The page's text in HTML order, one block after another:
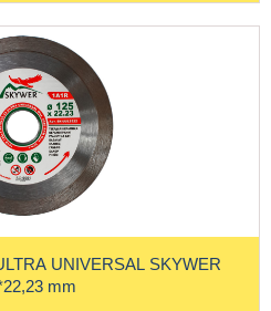
UNIVERSAL SKYWER
mm